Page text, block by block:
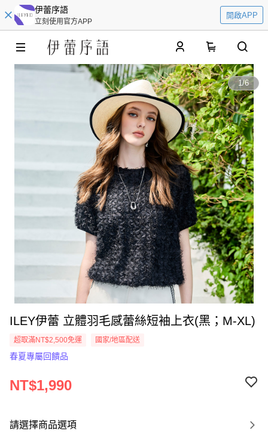
伊蕾序語
立刻使用官方APP
開啟APP
1/6
ILEY伊蕾 立體羽毛感蕾絲短袖上衣(黑；M-XL)
超取滿NT$2,500免運 國家/地區配送
春夏專屬回饋品
NT$1,990
請選擇商品選項